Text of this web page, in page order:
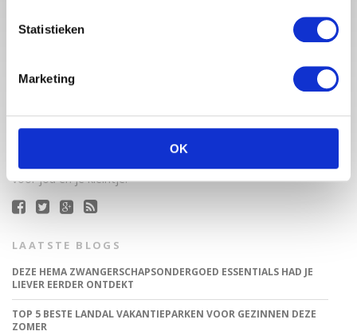
Statistieken
Marketing
OK
jonge moeders. Een online ontmoetingsplek vol
inspirerende blogs en handige artikelen op het gebied van
zwangerschap, moederschap, babyproducten, lifestyle en
fashion. Babystraatje.nl, het leukste online (winkel)straatje
voor jou en je kleintje.
LAATSTE BLOGS
DEZE HEMA ZWANGERSCHAPSONDERGOED ESSENTIALS HAD JE
LIEVER EERDER ONTDEKT
TOP 5 BESTE LANDAL VAKANTIEPARKEN VOOR GEZINNEN DEZE
ZOMER